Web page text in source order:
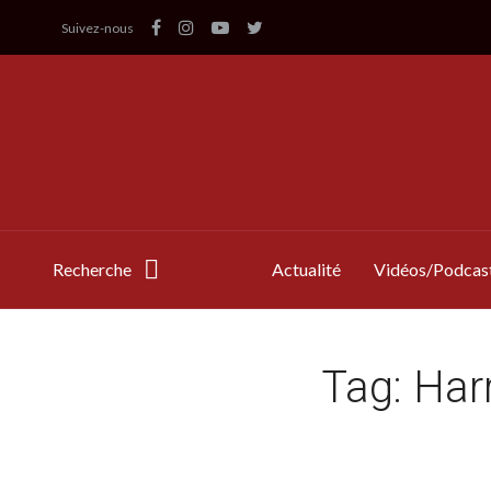
Suivez-nous
Recherche Actualité Vidéos/
Tag: